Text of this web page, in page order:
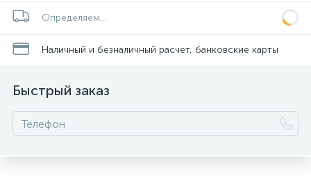
Определяем...
Наличный и безналичный расчет, банковские карты
Быстрый заказ